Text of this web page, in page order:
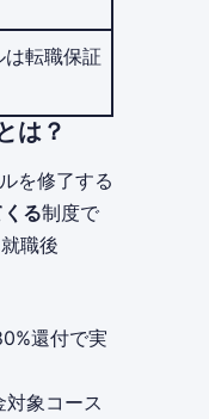
転職保証
は？
を修了する
る制度で
職後
還付で実
象コース